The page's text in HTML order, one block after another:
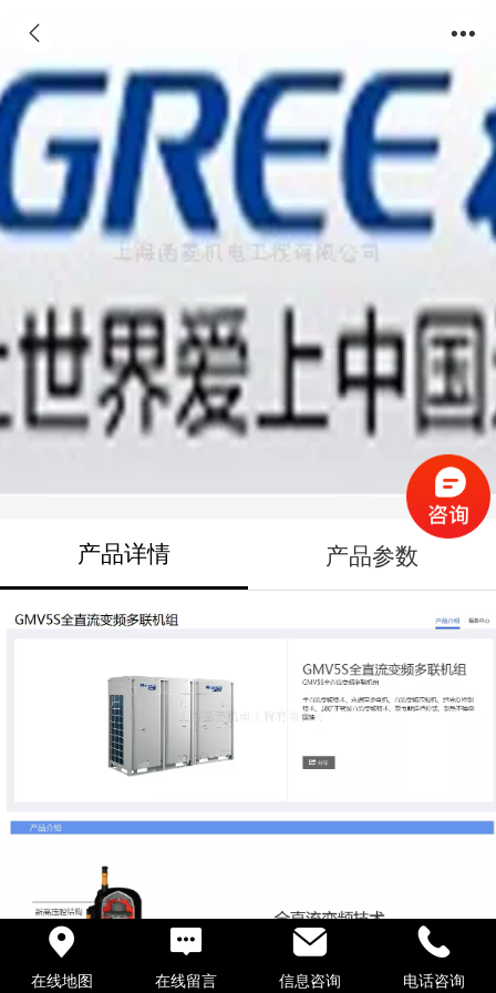
产品详情 产品参数
在线地图 在线留言 信息咨询 电话咨询